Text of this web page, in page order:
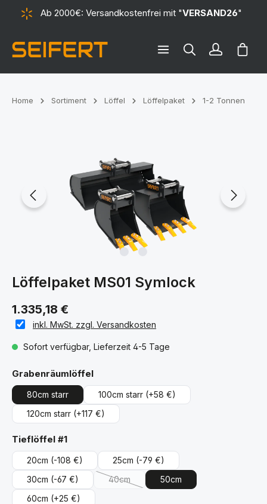
springenAb 2000€: Versandkostenfrei mit "VERSAND26"
Home Sortiment Löffel Löffelpaket 1-2 Tonnen
Löffelpaket MS01 Symlock
1.335,18 €
inkl. MwSt. zzgl. Versandkosten
Sofort verfügbar, Lieferzeit 4-5 Tage
Grabenräumlöffelauswählen
80cm starr 100cm starr (+58 €)
120cm starr (+117 €)
Tieflöffel #1auswählen
20cm (-108 €) 25cm (-79 €)
30cm (-67 €) 40cm
(Diese Option ist zurzeit nicht verfügbar.)
50cm
60cm (+25 €)